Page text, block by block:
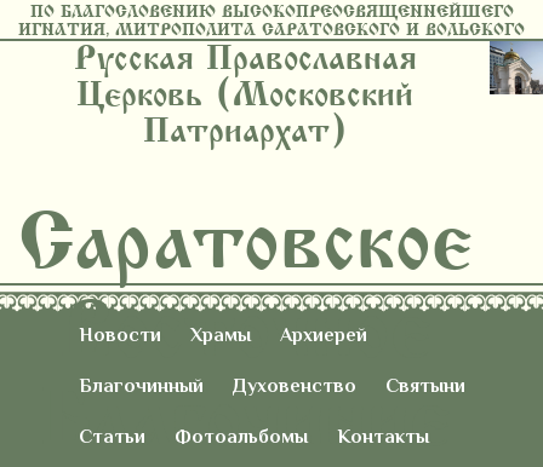
ПО БЛАГОСЛОВЕНИЮ ВЫСОКОПРЕОСВЯЩЕННЕЙШЕГО
ИГНАТИЯ, МИТРОПОЛИТА САРАТОВСКОГО И ВОЛЬСКОГО
Русская Православная
Церковь (Московский
Патриархат)
Саратовское
Восточное
Благочиние
Новости Храмы
Архиерей
Благочинный
Духовенство
Святыни
Статьи
Фотоальбомы Контакты